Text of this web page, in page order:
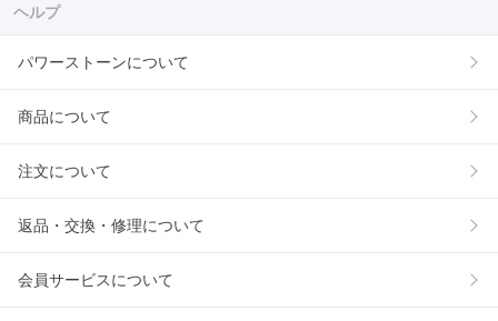
ヘルプ
パワーストーンについて
商品について
注文について
返品・交換・修理について
会員サービスについて